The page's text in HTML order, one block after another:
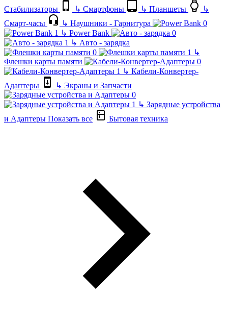
Стабилизаторы
↳ Смартфоны ↳ Планшеты
↳
Смарт-часы
↳ Наушники - Гарнитура
↳ Power Bank
↳ Авто - зарядка
↳
Флешки карты памяти
↳ Кабели-Конвертер-
Адаптеры
↳ Экраны и Запчасти
↳ Зарядные устройства
и Адаптеры Показать все Бытовая техника